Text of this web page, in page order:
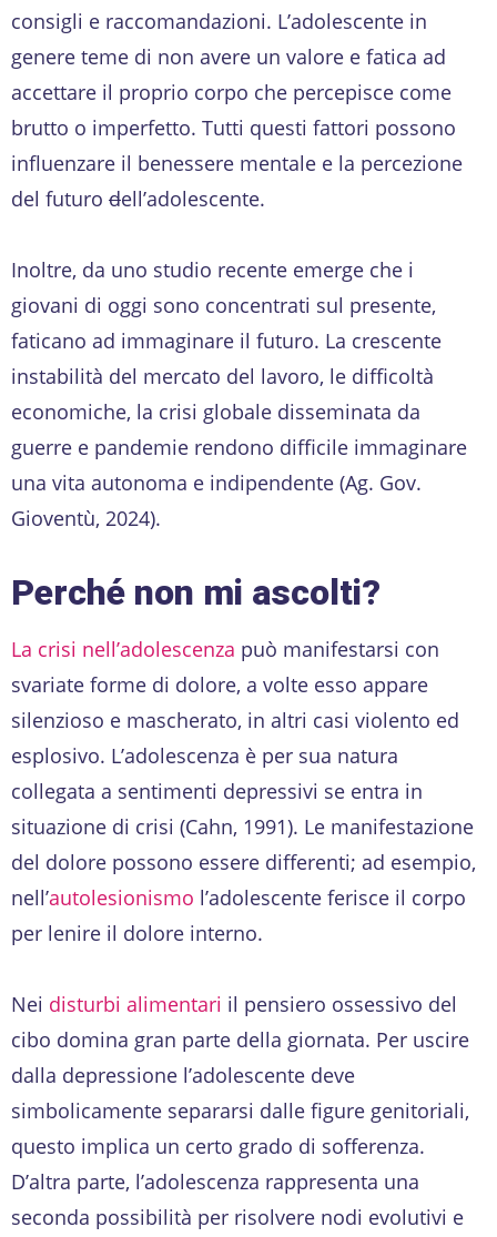
consigli e raccomandazioni. L’adolescente in
genere teme di non avere un valore e fatica ad
accettare il proprio corpo che percepisce come
brutto o imperfetto. Tutti questi fattori possono
influenzare il benessere mentale e la percezione
del futuro dell’adolescente.
Inoltre, da uno studio recente emerge che i
giovani di oggi sono concentrati sul presente,
faticano ad immaginare il futuro. La crescente
instabilità del mercato del lavoro, le difficoltà
economiche, la crisi globale disseminata da
guerre e pandemie rendono difficile immaginare
una vita autonoma e indipendente (Ag. Gov.
Gioventù, 2024).
Perché non mi ascolti?
La crisi nell’adolescenza può manifestarsi con
svariate forme di dolore, a volte esso appare
silenzioso e mascherato, in altri casi violento ed
esplosivo. L’adolescenza è per sua natura
collegata a sentimenti depressivi se entra in
situazione di crisi (Cahn, 1991). Le manifestazione
del dolore possono essere differenti; ad esempio,
nell’autolesionismo l’adolescente ferisce il corpo
per lenire il dolore interno.
Nei disturbi alimentari il pensiero ossessivo del
cibo domina gran parte della giornata. Per uscire
dalla depressione l’adolescente deve
simbolicamente separarsi dalle figure genitoriali,
questo implica un certo grado di sofferenza.
D’altra parte, l’adolescenza rappresenta una
seconda possibilità per risolvere nodi evolutivi e